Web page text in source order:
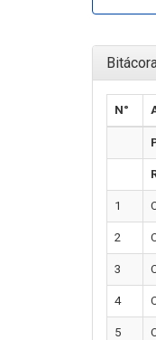
N°
1
2
3
4
5